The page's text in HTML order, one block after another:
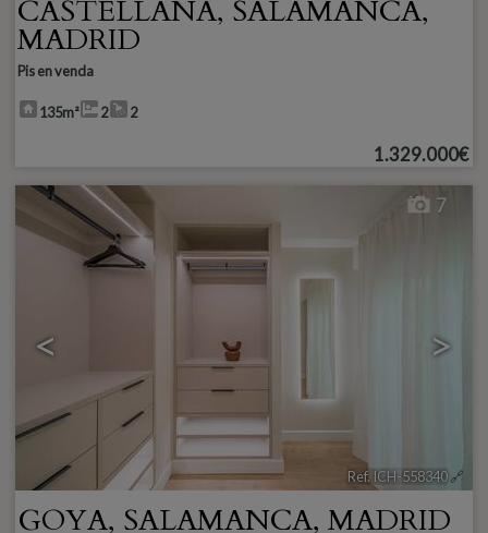
CASTELLANA, SALAMANCA,
MADRID
Pis en venda
135m² 2 2
1.329.000€
< >
7
Ref. ICH-558340🔗
GOYA, SALAMANCA, MADRID